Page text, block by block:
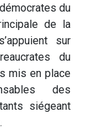
du
de la
sur
du
mis en place
des
siégeant